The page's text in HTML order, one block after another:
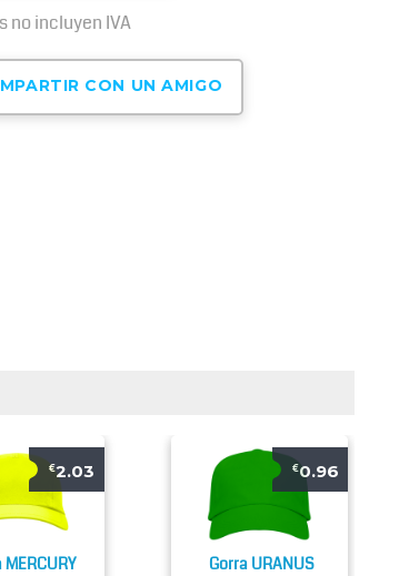
no incluyen IVA
CON UN AMIGO
€2.03 €0.96
Gorra URANUS